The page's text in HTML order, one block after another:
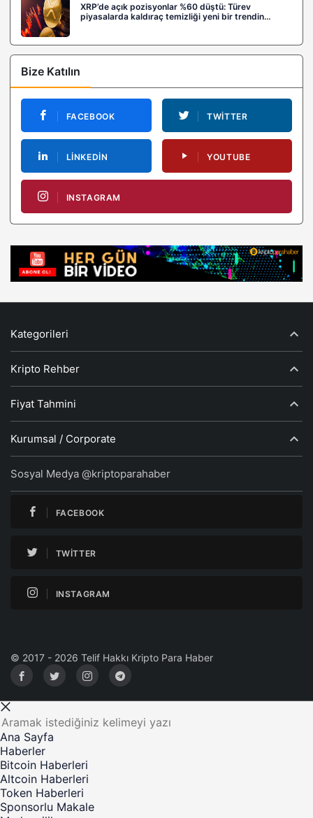
XRP’de açık pozisyonlar %60 düştü: Türev
piyasalarda kaldıraç temizliği yeni bir trendin
Bize Katılın
FACEBOOK TWITTER
LINKEDIN YOUTUBE
INSTAGRAM
Kategorileri
Kripto Rehber
Fiyat Tahmini
Kurumsal / Corporate
Sosyal Medya @kriptoparahaber
FACEBOOK
TWITTER
INSTAGRAM
© 2017 - 2026 Telif Hakkı Kripto Para Haber
Ana Sayfa
Haberler
Bitcoin Haberleri
Altcoin Haberleri
Token Haberleri
Sponsorlu Makale